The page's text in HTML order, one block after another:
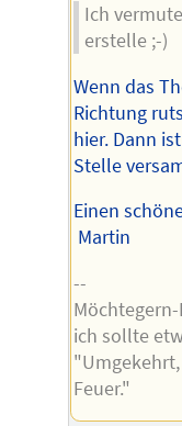
Ich
erstelle ;-)
Wenn das
Richtung
hier. Dann
Stelle
Einen
Martin
--
ich sollte
Feuer."